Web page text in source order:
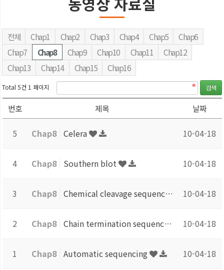
전체 Chap1 Chap2 Chap3 Chap4 Chap5
Chap6
Chap7
Chap8 Chap9 Chap10 Chap11
Chap12
Chap13
Chap14 Chap15 Chap16
Total 5건 1 페이지
번호 제목 날짜
5 Chap8 Celera 10-04-18
4 Chap8 Southern blot 10-04-18
3 Chap8 Chemical cleavage sequencing 10-04-18
2 Chap8 Chain termination sequencing 10-04-18
1 Chap8 Automatic sequencing 10-04-18